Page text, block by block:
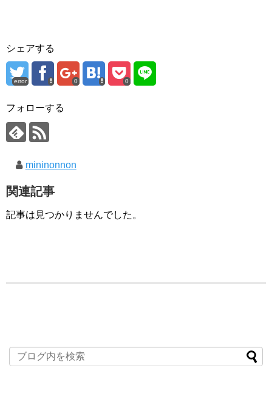
シェアする
error 0 0
フォローする
mininonnon
関連記事
記事は見つかりませんでした。